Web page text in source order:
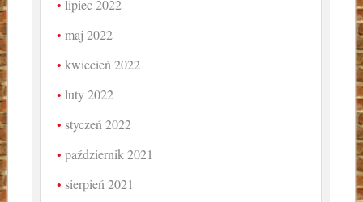
lipiec 2022
maj 2022
kwiecień 2022
luty 2022
styczeń 2022
październik 2021
sierpień 2021